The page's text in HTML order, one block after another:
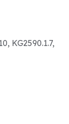
KG2590.1.7,